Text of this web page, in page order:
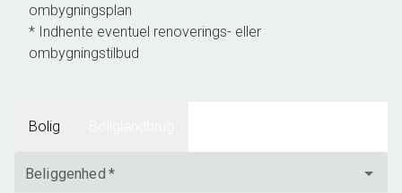
Ønsker du også det bedste for din nuværende villa, villalejlighed,
rækkehus, ejerlejlighed, andelslejlighed, sommerhus eller byggegrund,
så kontakt os på tlf. 91550555 eller påkontakt@GUNDEogGUNDE.dk
- så kommer vi gerne forbi med en gratis og uforpligtende
ombygningsplan
* Indhente eventuel renoverings- eller
ombygningstilbud
Bolig
Beliggenhed *